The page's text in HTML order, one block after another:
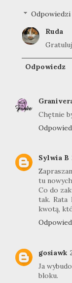
Odpowiedzi
Ruda
Odpowiedz
Chętnie
Sylwia B
tu
Co do
tak. Rata
kwotą,
gosiawk
Ja
bloku.